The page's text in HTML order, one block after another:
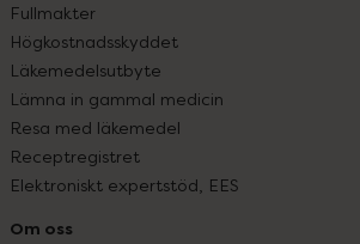
Fullmakter
Högkostnadsskyddet
Läkemedelsutbyte
Lämna in gammal medicin
Resa med läkemedel
Receptregistret
Elektroniskt expertstöd, EES
Om oss